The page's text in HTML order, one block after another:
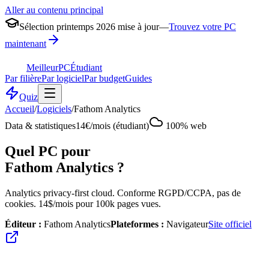
Aller au contenu principal
Sélection printemps 2026 mise à jour—Trouvez votre PC
maintenant
MeilleurPCÉtudiant
Par filièrePar logicielPar budgetGuides
Quiz
Accueil/Logiciels/Fathom Analytics
Data & statistiques14€/mois (étudiant) 100% web
Quel PC pour
Fathom Analytics ?
Analytics privacy-first cloud. Conforme RGPD/CCPA, pas de
cookies. 14$/mois pour 100k pages vues.
Éditeur : Fathom AnalyticsPlateformes : NavigateurSite officiel